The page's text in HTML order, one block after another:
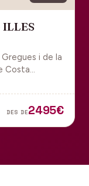
ILLES
i de la
Costa
DES DE2495€